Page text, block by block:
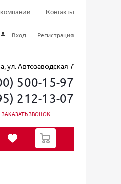
Контакты
Вход Регистрация
ул. Автозаводская 7
500-15-97
212-13-07
ЗАКАЗАТЬ ЗВОНОК
0